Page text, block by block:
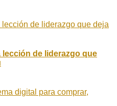
de liderazgo que